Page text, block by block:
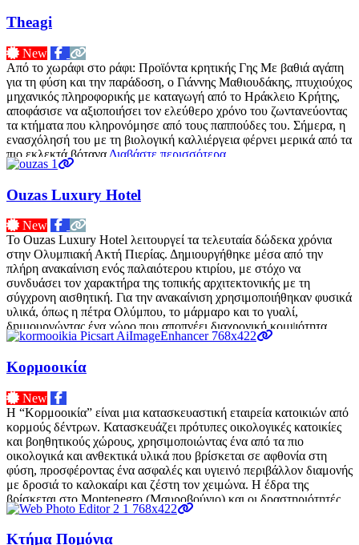
Theagi
New
Από το χωράφι στο ράφι: Προϊόντα κρητικής Γης Με βαθιά αγάπη
για τη φύση και την παράδοση, ο Γιάννης Μαθιουδάκης, πτυχιούχος
μηχανικός πληροφορικής με καταγωγή από το Ηράκλειο Κρήτης,
αποφάσισε να αξιοποιήσει τον ελεύθερο χρόνο του ζωντανεύοντας
τα κτήματα που κληρονόμησε από τους παππούδες του. Σήμερα, η
ενασχόλησή του με τη βιολογική καλλιέργεια φέρνει μερικά από τα
πιο εκλεκτά βότανα Διαβάστε περισσότερα…
Ouzas Luxury Hotel
New
Το Ouzas Luxury Hotel λειτουργεί τα τελευταία δώδεκα χρόνια
στην Ολυμπιακή Ακτή Πιερίας. Δημιουργήθηκε μέσα από την
πλήρη ανακαίνιση ενός παλαιότερου κτιρίου, με στόχο να
συνδυάσει τον χαρακτήρα της τοπικής αρχιτεκτονικής με τη
σύγχρονη αισθητική. Για την ανακαίνιση χρησιμοποιήθηκαν φυσικά
υλικά, όπως η πέτρα Ολύμπου, το μάρμαρο και το γυαλί,
δημιουργώντας ένα χώρο που αποπνέει διαχρονική κομψότητα,
ζεστασιά και υψηλήΔιαβάστε περισσότερα…
Κορμοοικία
New
Η “Κορμοοικία” είναι μια κατασκευαστική εταιρεία κατοικιών από
κορμούς δέντρων. Κατασκευάζει πρότυπες οικολογικές κατοικίες
και βοηθητικούς χώρους, χρησιμοποιώντας ένα από τα πιο
οικολογικά και ανθεκτικά υλικά που βρίσκεται σε αφθονία στη
φύση, προσφέροντας ένα ασφαλές και υγιεινό περιβάλλον διαμονής
με δροσιά το καλοκαίρι και ζέστη τον χειμώνα. Η έδρα της
βρίσκεται στο Montenegro (Μαυροβούνιο) και οι δραστηριότητές
της απλώνονται σεΔιαβάστε περισσότερα…
Κτήμα Πομόνια